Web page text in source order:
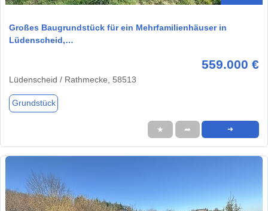
Großes Baugrundstück für ein Mehrfamilienhäuser in
Lüdenscheid,…
559.000 €
Lüdenscheid / Rathmecke, 58513
Grundstück
★ ➦ ➜